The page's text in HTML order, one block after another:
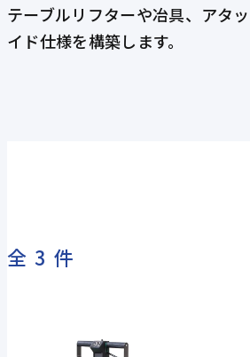
テーブルリフターや冶具、アタ
イド仕様を構築します。
全3件